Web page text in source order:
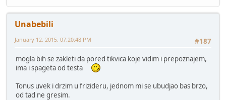
Unabebili
#187
January 12, 2015, 07:20:48 PM
mogla bih se zakleti da pored tikvica koje vidim i prepoznajem,
ima i spageta od testa
Tonus uvek i drzim u frizideru, jednom mi se ubudjao bas brzo,
od tad ne gresim.